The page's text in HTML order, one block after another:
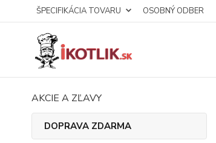
ŠPECIFIKÁCIA TOVARU OSOBNÝ ODBER
AKCIE A ZĽAVY
DOPRAVA ZDARMA